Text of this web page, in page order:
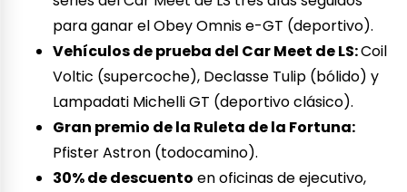
para ganar el Obey Omnis e-GT (deportivo).
Vehículos de prueba del Car Meet de LS:Coil
Voltic (supercoche), Declasse Tulip (bólido) y
Lampadati Michelli GT (deportivo clásico).
Gran premio de la Ruleta de la Fortuna:
Pfister Astron (todocamino).
30% de descuento en oficinas de ejecutivo,